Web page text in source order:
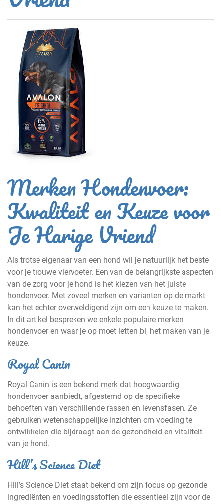
Merken Hondenvoer:
Kwaliteit en Keuze voor
Je Harige Vriend
Als trotse eigenaar van een hond wil je natuurlijk het beste
voor je trouwe viervoeter. Een van de belangrijkste aspecten
van de zorg voor je hond is het kiezen van het juiste
hondenvoer. Met zoveel merken en varianten op de markt
kan het echter overweldigend zijn om een keuze te maken.
In dit artikel bespreken we enkele populaire merken
hondenvoer en waar je op moet letten bij het maken van je
keuze.
Royal Canin
Royal Canin is een bekend merk dat hoogwaardig
hondenvoer aanbiedt, afgestemd op de specifieke
behoeften van verschillende rassen en levensfasen. Ze
gebruiken wetenschappelijke inzichten om voeding te
ontwikkelen die bijdraagt aan de gezondheid en vitaliteit
van je hond.
Hill’s Science Diet
Hill’s Science Diet staat bekend om zijn focus op gezonde
ingrediënten en voedingsstoffen die essentieel zijn voor de